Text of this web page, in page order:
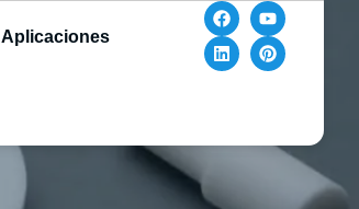
Aplicaciones